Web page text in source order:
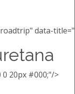
data-title="
0 20px #000;"/>